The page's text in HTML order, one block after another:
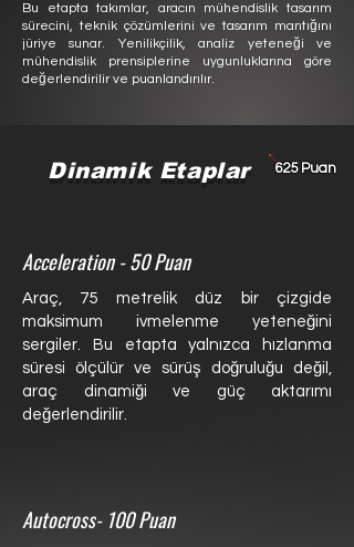
Bu etapta takımlar, aracın mühendislik tasarım
sürecini, teknik çözümlerini ve tasarım mantığını
jüriye sunar. Yenilikçilik, analiz yeteneği ve
mühendislik prensiplerine uygunluklarına göre
değerlendirilir ve puanlandırılır.
Dinamik Etaplar 625 Puan
Acceleration - 50 Puan
Araç, 75 metrelik düz bir çizgide
maksimum ivmelenme yeteneğini
sergiler. Bu etapta yalnızca hızlanma
süresi ölçülür ve sürüş doğruluğu değil,
araç dinamiği ve güç aktarımı
değerlendirilir.
Autocross- 100 Puan